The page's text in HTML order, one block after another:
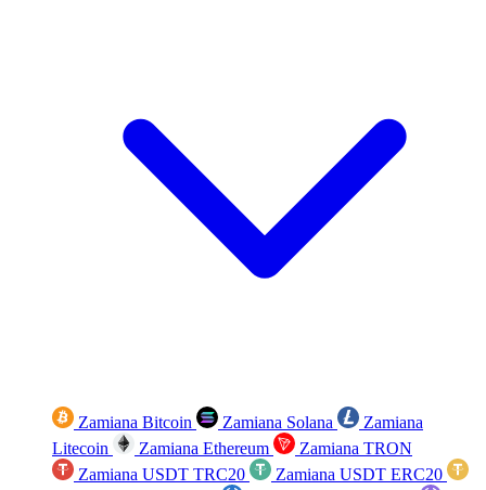
Zamiana Bitcoin Zamiana Solana
Zamiana
Litecoin
Zamiana Ethereum
Zamiana TRON
Zamiana USDT TRC20
Zamiana USDT ERC20